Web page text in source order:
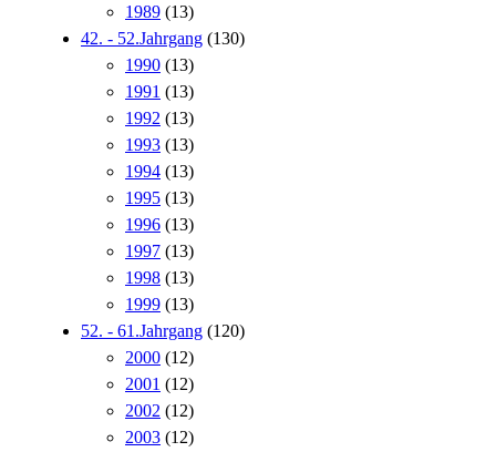
1989 (13)
42. - 52.Jahrgang (130)
1990 (13)
1991 (13)
1992 (13)
1993 (13)
1994 (13)
1995 (13)
1996 (13)
1997 (13)
1998 (13)
1999 (13)
52. - 61.Jahrgang (120)
2000 (12)
2001 (12)
2002 (12)
2003 (12)